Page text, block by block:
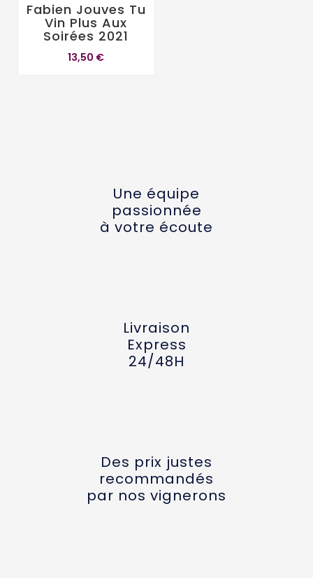
Fabien Jouves Tu
Vin Plus Aux
Soirées 2021
13,50 €
Une équipe
passionnée
à votre écoute
Livraison
Express
24/48H
Des prix justes
recommandés
par nos vignerons